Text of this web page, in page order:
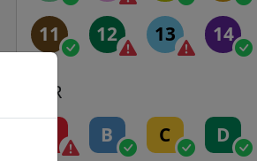
11 12 13 14
RER
B C D